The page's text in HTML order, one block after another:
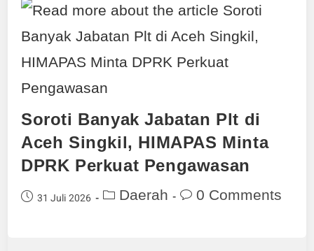
Soroti Banyak Jabatan Plt di
Aceh Singkil, HIMAPAS Minta
DPRK Perkuat Pengawasan
31 Juli 2026 Daerah 0 Comments